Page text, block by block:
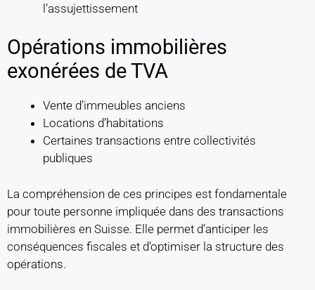
l’assujettissement
Opérations immobilières
exonérées de TVA
Vente d’immeubles anciens
Locations d’habitations
Certaines transactions entre collectivités
publiques
La compréhension de ces principes est fondamentale
pour toute personne impliquée dans des transactions
immobilières en Suisse. Elle permet d’anticiper les
conséquences fiscales et d’optimiser la structure des
opérations.